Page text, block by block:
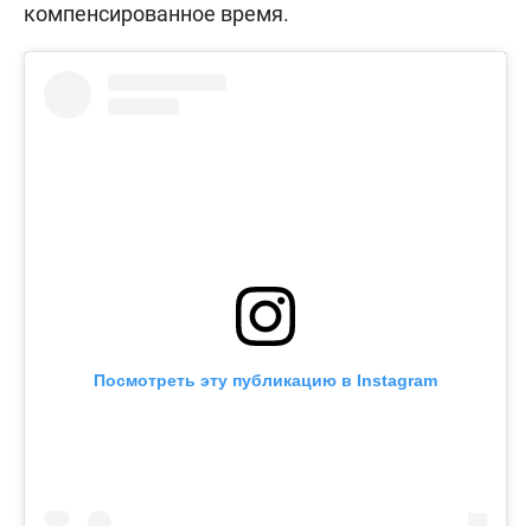
компенсированное время.
Посмотреть эту публикацию в Instagram